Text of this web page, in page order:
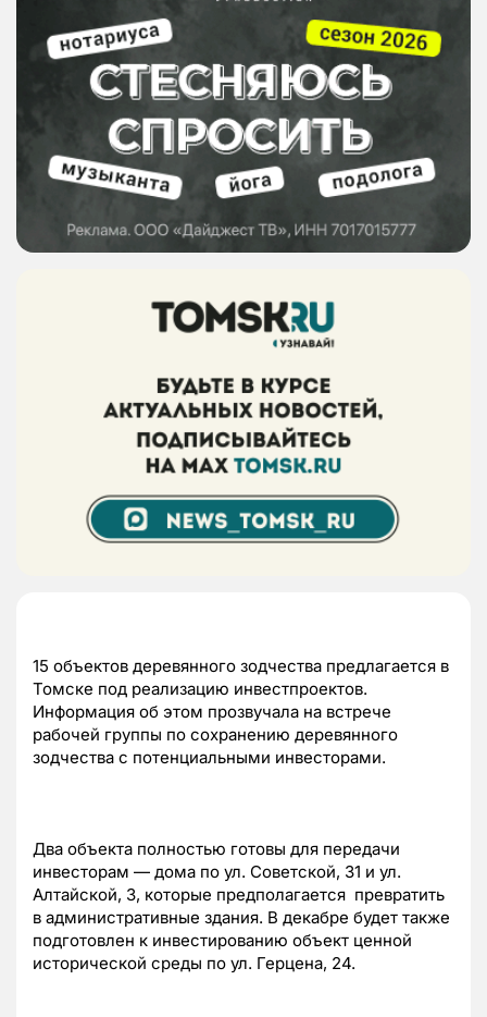
15 объектов деревянного зодчества предлагается в
Томске под реализацию инвестпроектов.
Информация об этом прозвучала на встрече
рабочей группы по сохранению деревянного
зодчества с потенциальными инвесторами.
Два объекта полностью готовы для передачи
инвесторам — дома по ул. Советской, 31 и ул.
Алтайской, 3, которые предполагается превратить
в административные здания. В декабре будет также
подготовлен к инвестированию объект ценной
исторической среды по ул. Герцена, 24.